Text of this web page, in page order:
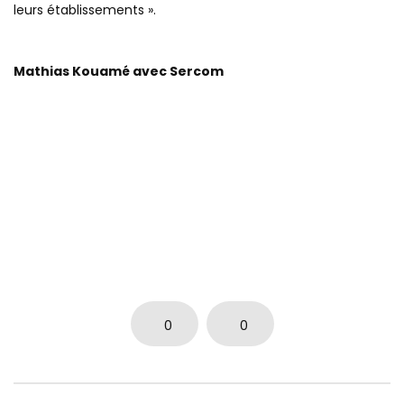
leurs établissements ».
Mathias Kouamé avec Sercom
0 0